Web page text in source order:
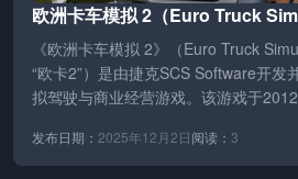
欧洲卡车模拟 2（Euro Truck
《欧洲卡车模拟 2》（Euro Truck
“欧卡2”）是由捷克SCS Software开发
拟驾驶与商业经营游戏。该游戏于
发布日期： 2025年12月2日阅读： 3